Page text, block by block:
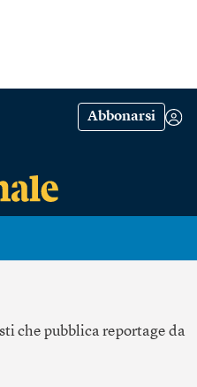
Abbonarsi
che pubblica reportage da